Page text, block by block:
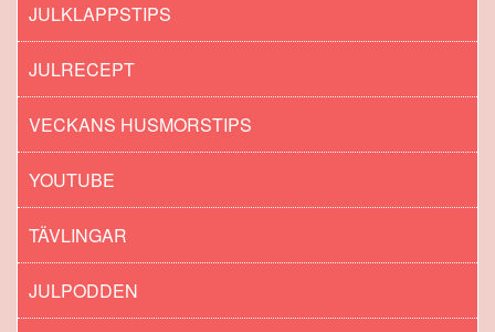
JULKLAPPSTIPS
JULRECEPT
VECKANS HUSMORSTIPS
YOUTUBE
TÄVLINGAR
JULPODDEN